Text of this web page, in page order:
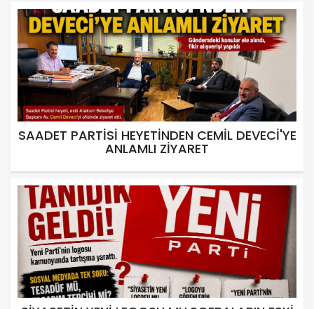
SAADET PARTİSİ HEYETİNDEN CEMİL DEVECİ'YE
ANLAMLI ZİYARET